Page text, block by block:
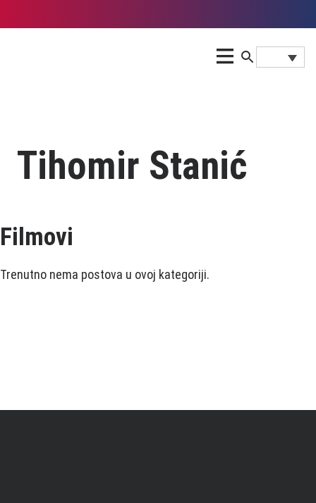
Tihomir Stanić
Filmovi
Trenutno nema postova u ovoj kategoriji.